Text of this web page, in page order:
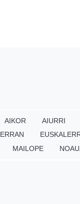
AIKOR AIURRI
ERRAN
MAILOPE